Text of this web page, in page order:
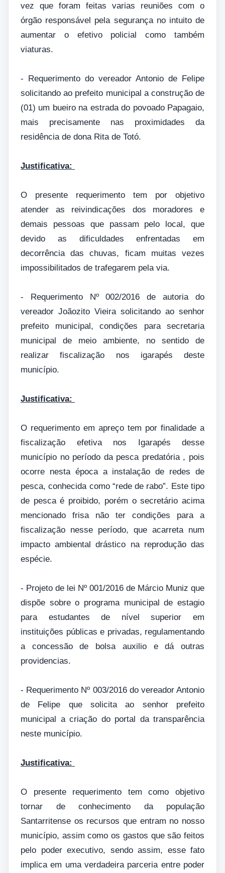
vez que foram feitas varias reuniões com o
órgão responsável pela segurança no intuito de
aumentar o efetivo policial como também
viaturas.
- Requerimento do vereador Antonio de Felipe
solicitando ao prefeito municipal a construção de
(01) um bueiro na estrada do povoado Papagaio,
mais precisamente nas proximidades da
residência de dona Rita de Totó.
Justificativa:
O presente requerimento tem por objetivo
atender as reivindicações dos moradores e
demais pessoas que passam pelo local, que
devido as dificuldades enfrentadas em
decorrência das chuvas, ficam muitas vezes
impossibilitados de trafegarem pela via.
- Requerimento Nº 002/2016 de autoria do
vereador Joãozito Vieira solicitando ao senhor
prefeito municipal, condições para secretaria
municipal de meio ambiente, no sentido de
realizar fiscalização nos igarapés deste
município.
Justificativa:
O requerimento em apreço tem por finalidade a
fiscalização efetiva nos Igarapés desse
município no período da pesca predatória , pois
ocorre nesta época a instalação de redes de
pesca, conhecida como “rede de rabo”. Este tipo
de pesca é proibido, porém o secretário acima
mencionado frisa não ter condições para a
fiscalização nesse período, que acarreta num
impacto ambiental drástico na reprodução das
espécie.
- Projeto de lei Nº 001/2016 de Márcio Muniz que
dispõe sobre o programa municipal de estagio
para estudantes de nível superior em
instituições públicas e privadas, regulamentando
a concessão de bolsa auxilio e dá outras
providencias.
- Requerimento Nº 003/2016 do vereador Antonio
de Felipe que solicita ao senhor prefeito
municipal a criação do portal da transparência
neste município.
Justificativa:
O presente requerimento tem como objetivo
tornar de conhecimento da população
Santarritense os recursos que entram no nosso
município, assim como os gastos que são feitos
pelo poder executivo, sendo assim, esse fato
implica em uma verdadeira parceria entre poder